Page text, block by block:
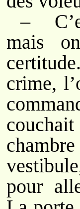
–
mais
crime,
pour